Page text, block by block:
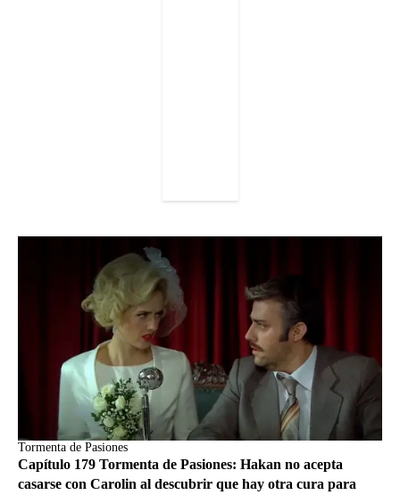
Tormenta de Pasiones
Capítulo 179 Tormenta de Pasiones: Hakan no acepta
casarse con Carolin al descubrir que hay otra cura para